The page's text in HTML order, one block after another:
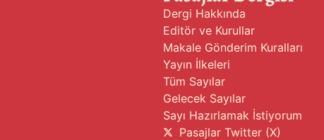
Dergi Hakkında
Editör ve Kurullar
Makale Gönderim Kuralları
Yayın İlkeleri
Tüm Sayılar
Gelecek Sayılar
Sayı Hazırlamak İstiyorum
Pasajlar Twitter (X)